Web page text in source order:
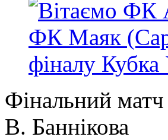
Фінальний
В. Баннікова